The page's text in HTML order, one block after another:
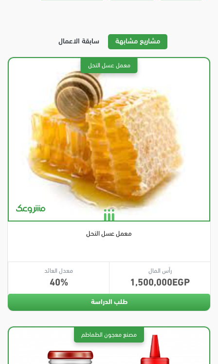
مشاريع مشابهة سابقة الاعمال
معمل عسل النحل
رأس المال
1,500,000
معدل العائد
40
طلب الدراسة